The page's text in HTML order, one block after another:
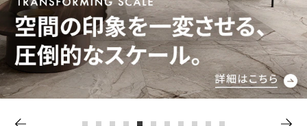
ロートアイアン 天然石・石材
メンテナンス・施工材 新商品
お役立ち情報 住まいのスタイリング
アイデア
ミラタップチャンネル
オンライン相談